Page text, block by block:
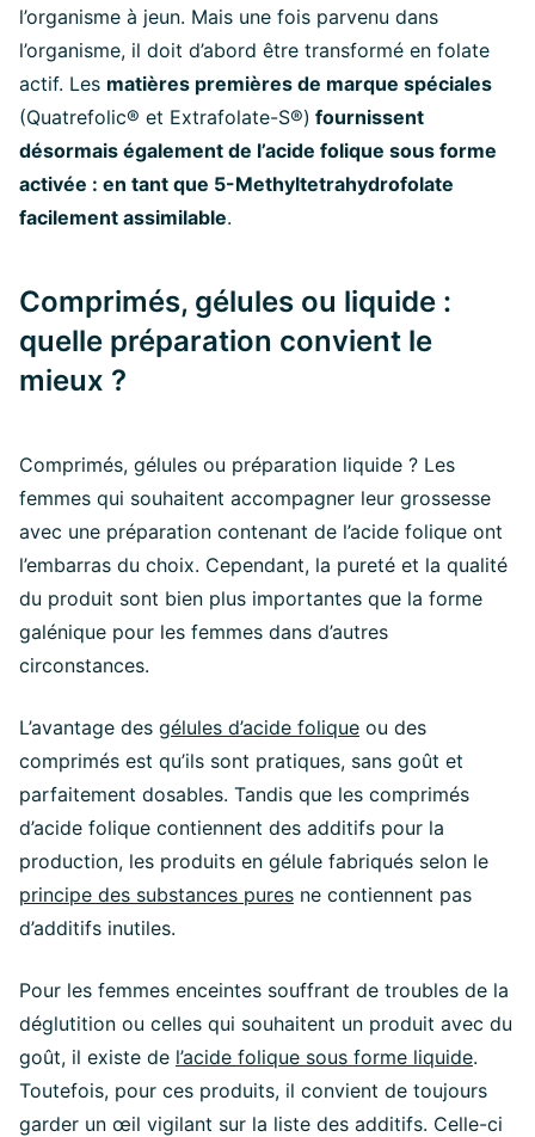
l’organisme à jeun. Mais une fois parvenu dans
l’organisme, il doit d’abord être transformé en folate
actif. Les matières premières de marque spéciales
(Quatrefolic® et Extrafolate-S®) fournissent
désormais également de l’acide folique sous forme
activée : en tant que 5-Methyltetrahydrofolate
facilement assimilable.
Comprimés, gélules ou liquide :
quelle préparation convient le
mieux ?
Comprimés, gélules ou préparation liquide ? Les
femmes qui souhaitent accompagner leur grossesse
avec une préparation contenant de l’acide folique ont
l’embarras du choix. Cependant, la pureté et la qualité
du produit sont bien plus importantes que la forme
galénique pour les femmes dans d’autres
circonstances.
L’avantage des gélules d’acide folique ou des
comprimés est qu’ils sont pratiques, sans goût et
parfaitement dosables. Tandis que les comprimés
d’acide folique contiennent des additifs pour la
production, les produits en gélule fabriqués selon le
principe des substances pures ne contiennent pas
d’additifs inutiles.
Pour les femmes enceintes souffrant de troubles de la
déglutition ou celles qui souhaitent un produit avec du
goût, il existe de l’acide folique sous forme liquide.
Toutefois, pour ces produits, il convient de toujours
garder un œil vigilant sur la liste des additifs. Celle-ci